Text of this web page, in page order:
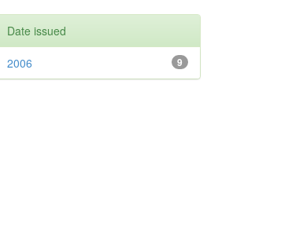
Date issued
9
2006